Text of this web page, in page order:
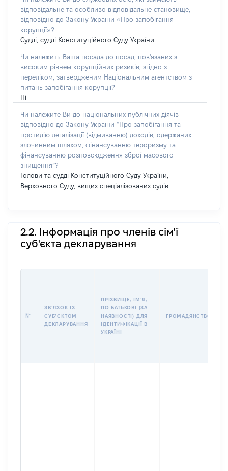
відповідальне та особливо відповідальне становище,
відповідно до Закону України «Про запобігання
корупції»?
Судді, судді Конституційного Суду України
Чи належить Ваша посада до посад, пов'язаних з
високим рівнем корупційних ризиків, згідно з
переліком, затвердженим Національним агентством з
питань запобігання корупції?
Ні
Чи належите Ви до національних публічних діячів
відповідно до Закону України “Про запобігання та
протидію легалізації (відмиванню) доходів, одержаних
злочинним шляхом, фінансуванню тероризму та
фінансуванню розповсюдження зброї масового
знищення”?
Голови та судді Конституційного Суду України,
Верховного Суду, вищих спеціалізованих судів
2.2. Інформація про членів сім'ї
суб'єкта декларування
№
ЗВʼЯЗОК ІЗ
СУБʼЄКТОМ
ДЕКЛАРУВАННЯ
ПРІЗВИЩЕ, ІМʼЯ,
ПО БАТЬКОВІ (ЗА
НАЯВНОСТІ) ДЛЯ
ІДЕНТИФІКАЦІЇ В
УКРАЇНІ
ГРОМАДЯНСТВО